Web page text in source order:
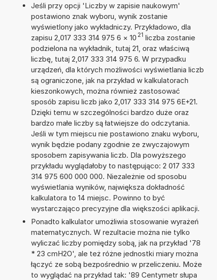
Jeśli przy opcji 'Liczby w zapisie naukowym'
postawiono znak wyboru, wynik zostanie
wyświetlony jako wykładniczy. Przykładowo, dla
zapisu 2,017 333 314 975 6 × 10 21 liczba zostanie
podzielona na wykładnik, tutaj 21, oraz właściwą
liczbę, tutaj 2,017 333 314 975 6. W przypadku
urządzeń, dla których możliwości wyświetlania liczb
są ograniczone, jak na przykład w kalkulatorach
kieszonkowych, można również zastosować
sposób zapisu liczb jako 2,017 333 314 975 6E+21.
Dzięki temu w szczególności bardzo duże oraz
bardzo małe liczby są łatwiejsze do odczytania.
Jeśli w tym miejscu nie postawiono znaku wyboru,
wynik będzie podany zgodnie ze zwyczajowym
sposobem zapisywania liczb. Dla powyższego
przykładu wyglądałoby to następująco: 2 017 333
314 975 600 000 000. Niezależnie od sposobu
wyświetlania wyników, największa dokładność
kalkulatora to 14 miejsc. Powinno to być
wystarczająco precyzyjne dla większości aplikacji.
Ponadto kalkulator umożliwia stosowanie wyrażeń
matematycznych. W rezultacie można nie tylko
wyliczać liczby pomiędzy sobą, jak na przykład '78
* 23 cmH2O', ale też różne jednostki miary można
łączyć ze sobą bezpośrednio w przeliczeniu. Może
to wyglądać na przykład tak: '89 Centymetr słupa